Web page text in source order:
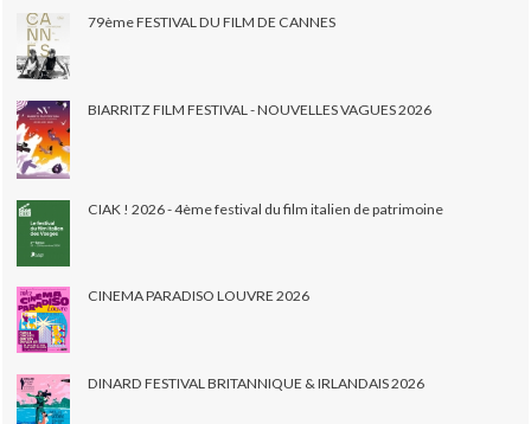
79ème FESTIVAL DU FILM DE CANNES
BIARRITZ FILM FESTIVAL - NOUVELLES VAGUES 2026
CIAK ! 2026 - 4ème festival du film italien de patrimoine
CINEMA PARADISO LOUVRE 2026
DINARD FESTIVAL BRITANNIQUE & IRLANDAIS 2026